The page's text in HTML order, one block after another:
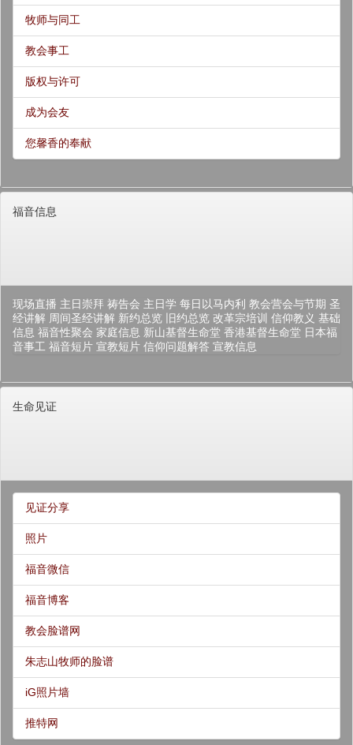
牧师与同工
教会事工
版权与许可
成为会友
您馨香的奉献
福音信息
现场直播 主日崇拜 祷告会 主日学 每日以马内利 教会营会与节期 圣
经讲解 周间圣经讲解 新约总览 旧约总览 改革宗培训 信仰教义 基础
信息 福音性聚会 家庭信息 新山基督生命堂 香港基督生命堂 日本福
音事工 福音短片 宣教短片 信仰问题解答 宣教信息
生命见证
见证分享
照片
福音微信
福音博客
教会脸谱网
朱志山牧师的脸谱
iG照片墙
推特网